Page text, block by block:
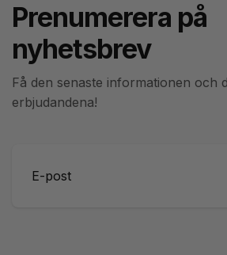
Prenumerera på
nyhetsbrev
Få den senaste informationen och
erbjudandena!